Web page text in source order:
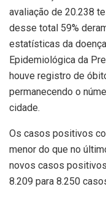
avaliação de 20.238
desse total 59%
estatísticas da
Epidemiológica da
houve registro de
permanecendo o
cidade.
Os casos positivos
menor do que no
novos casos
8.209 para 8.250